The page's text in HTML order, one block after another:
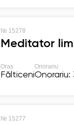
№ 15278
Meditator
Oraș
Fălticeni
Onorariu:
№ 15277